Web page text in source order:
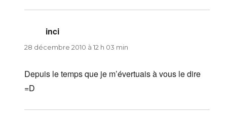
inci
28 décembre 2010 à 12 h 03 min
Depuis le temps que je m’évertuais à vous le dire
=D